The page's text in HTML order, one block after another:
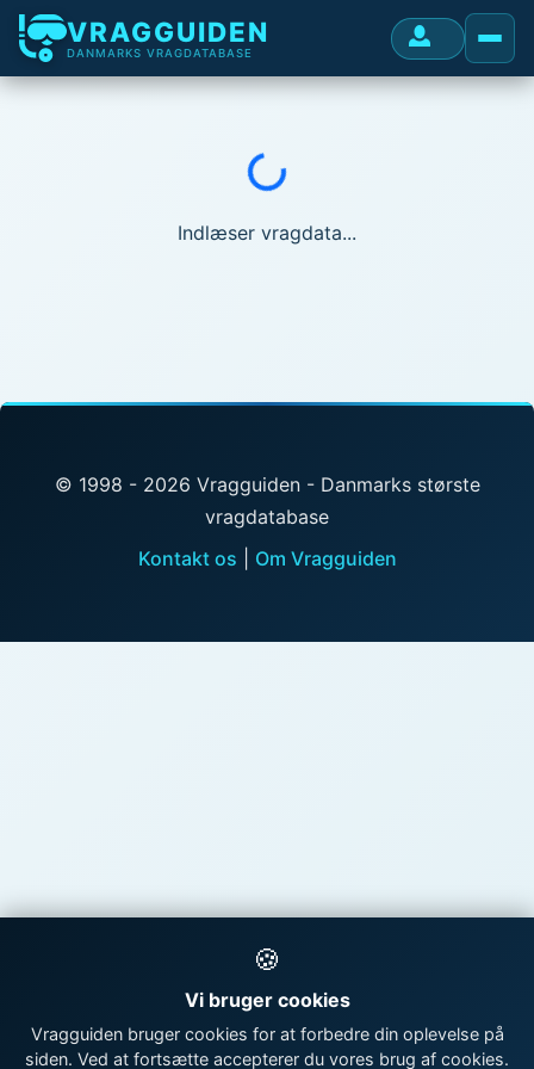
VRAGGUIDEN
DANMARKS VRAGDATABASE
Indlæser...
Indlæser vragdata...
© 1998 - 2026 Vragguiden - Danmarks største
vragdatabase
Kontakt os
Om Vragguiden
🍪
Vi bruger cookies
Vragguiden bruger cookies for at forbedre din oplevelse på
siden. Ved at fortsætte accepterer du vores brug af cookies.